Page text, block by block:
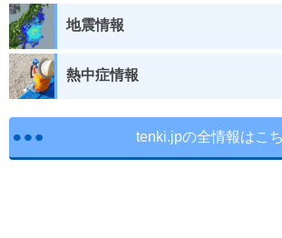
地震情報
熱中症情報
tenki.jpの全情報はこ